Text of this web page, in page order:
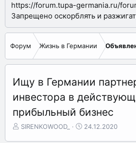
https://forum.tupa-germania.ru/
Запрещено оскорблять и
Форум Жизнь в Германии
Ищу в Германии
инвестора в
прибыльный бизнес
А
SIRENKOWOOD_
Д
24.12.2020